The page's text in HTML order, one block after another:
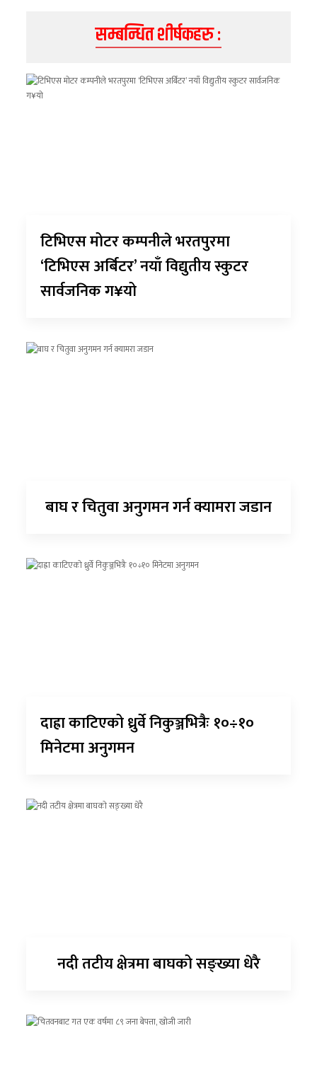
सम्बन्धित शीर्षकहरु :
टिभिएस मोटर कम्पनीले भरतपुरमा
‘टिभिएस अर्बिटर’ नयाँ विद्युतीय स्कुटर
सार्वजनिक ग¥यो
बाघ र चितुवा अनुगमन गर्न क्यामरा जडान
दाह्रा काटिएको ध्रुर्वे निकुञ्जभित्रैः १०÷१०
मिनेटमा अनुगमन
नदी तटीय क्षेत्रमा बाघको सङ्ख्या धेरै